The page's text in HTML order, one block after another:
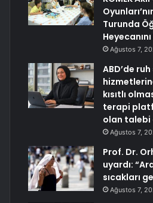
Turunda
Ağustos 7,
ABD’de ruh
kısıtlı
terapi
olan talebi
Ağustos 7,
Prof. Dr.
uyardı:
sıcakları
Ağustos 7,